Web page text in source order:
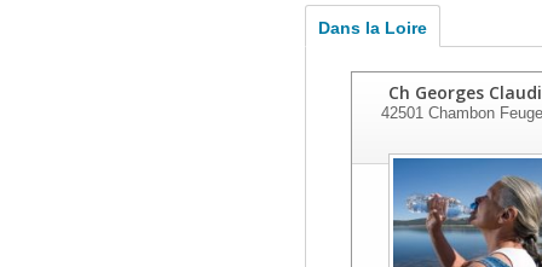
Dans la Loire
Ch Georges
42501 Chambon